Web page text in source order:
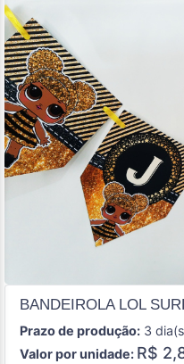
BANDEIROLA LOL
Prazo de produção: 3
Valor por unidade: R$